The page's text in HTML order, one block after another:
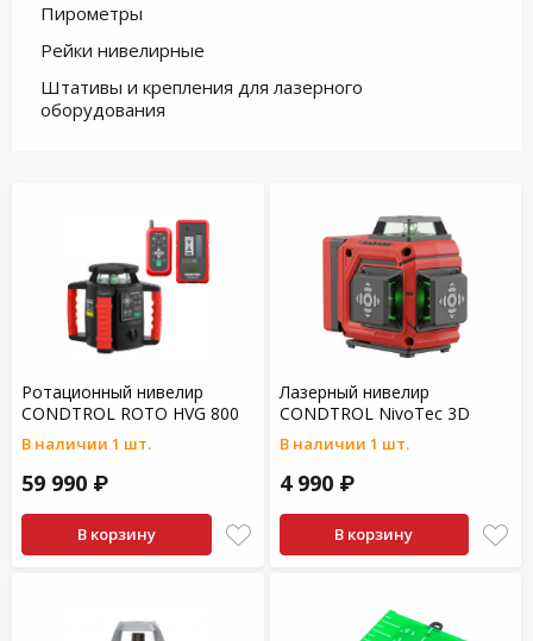
Пирометры
Рейки нивелирные
Штативы и крепления для лазерного
оборудования
Ротационный нивелир
CONDTROL ROTO HVG 800
В наличии 1 шт.
59 990 ₽
В корзину
Лазерный нивелир
CONDTROL NivoTec 3D
В наличии 1 шт.
4 990 ₽
В корзину